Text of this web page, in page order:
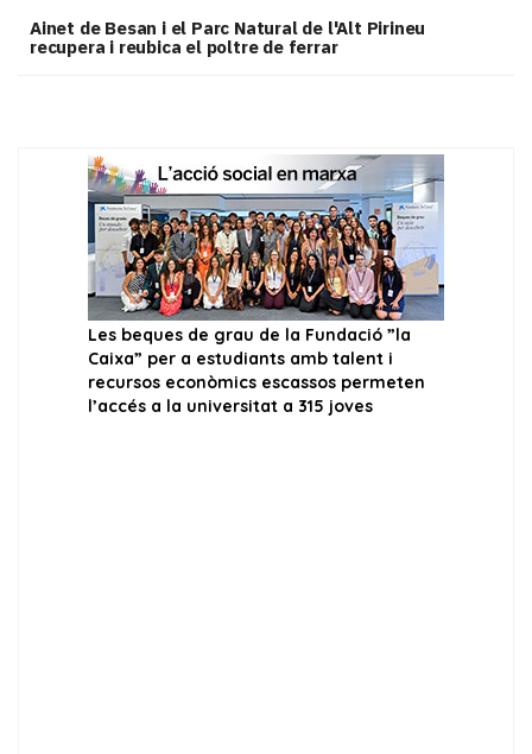
Ainet de Besan i el Parc Natural de l'Alt Pirineu
recupera i reubica el poltre de ferrar